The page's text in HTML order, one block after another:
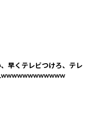
、早くテレビつけろ、テレ
wwwwwwwwwwww